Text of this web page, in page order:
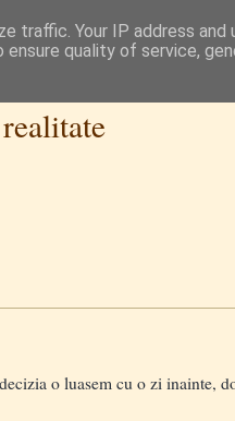
o luasem cu o zi inainte,
traffic. Your IP address and
quality of service,